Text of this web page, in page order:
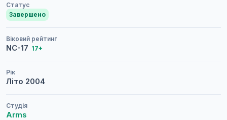
Статус
Завершено
Віковий рейтинг
NC-17 17+
Рік
Літо 2004
Студія
Arms